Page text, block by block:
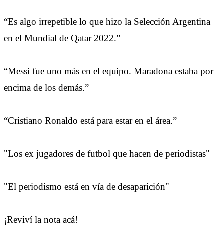
“Es algo irrepetible lo que hizo la Selección Argentina
en el Mundial de Qatar 2022.”
“Messi fue uno más en el equipo. Maradona estaba por
encima de los demás.”
“Cristiano Ronaldo está para estar en el área.”
"Los ex jugadores de futbol que hacen de periodistas"
"El periodismo está en vía de desaparición"
¡Reviví la nota acá!